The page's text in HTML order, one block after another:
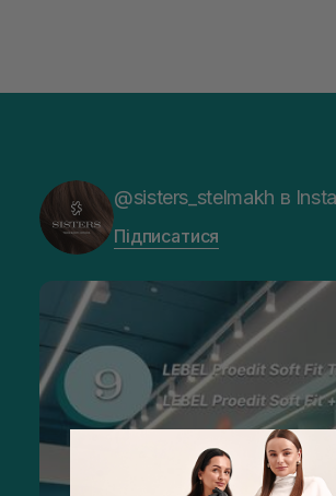
@sisters_stelmakh в
Підписатися